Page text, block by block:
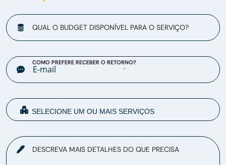
QUAL O BUDGET DISPONÍVEL PARA O SERVIÇO?
COMO PREFERE RECEBER O RETORNO?
DESCREVA MAIS DETALHES DO QUE PRECISA